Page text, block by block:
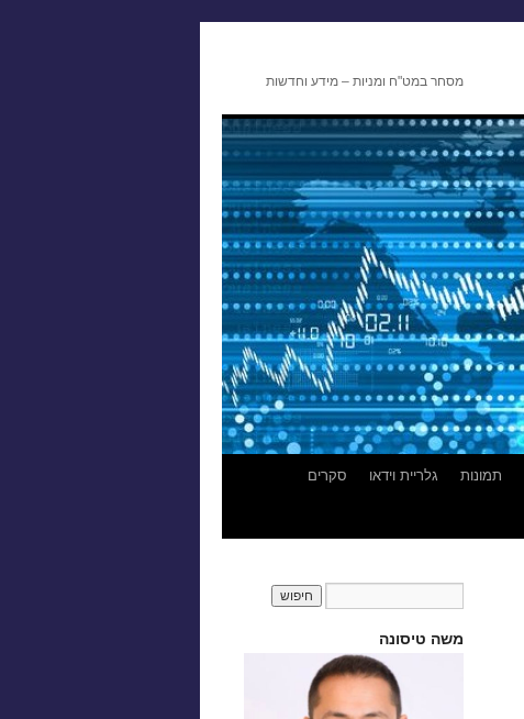
מסחר במט"ח ומניות – מידע וחדשות
תמונות גלריית וידאו סקרים
משה טיסונה